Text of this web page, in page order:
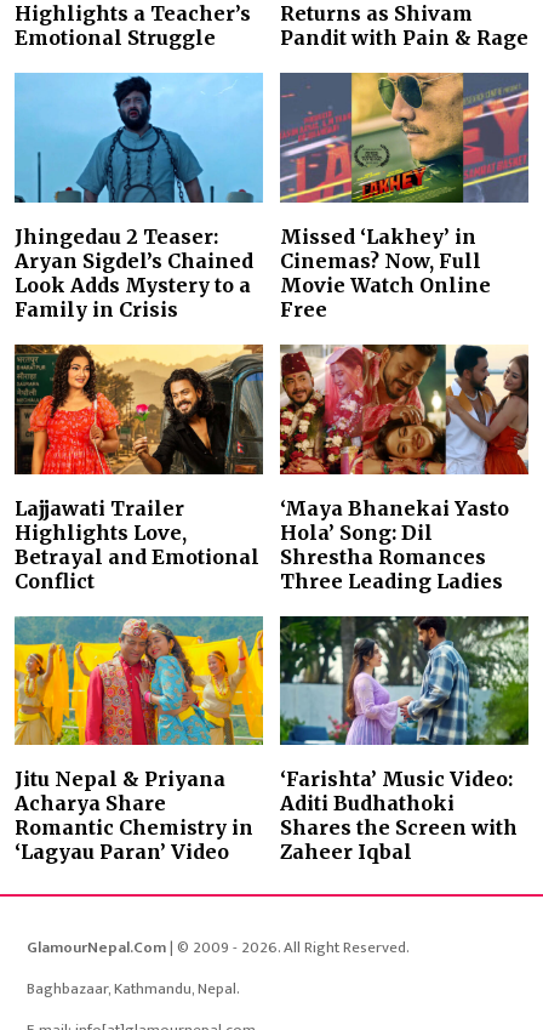
Highlights a Teacher’s
Emotional Struggle
Returns as Shivam
Pandit with Pain & Rage
Jhingedau 2 Teaser:
Aryan Sigdel’s Chained
Look Adds Mystery to a
Family in Crisis
Missed ‘Lakhey’ in
Cinemas? Now, Full
Movie Watch Online
Free
Lajjawati Trailer
Highlights Love,
Betrayal and Emotional
Conflict
‘Maya Bhanekai Yasto
Hola’ Song: Dil
Shrestha Romances
Three Leading Ladies
Jitu Nepal & Priyana
Acharya Share
Romantic Chemistry in
‘Lagyau Paran’ Video
‘Farishta’ Music Video:
Aditi Budhathoki
Shares the Screen with
Zaheer Iqbal
GlamourNepal.Com| © 2009 - 2026. All Right Reserved.
Baghbazaar, Kathmandu, Nepal.